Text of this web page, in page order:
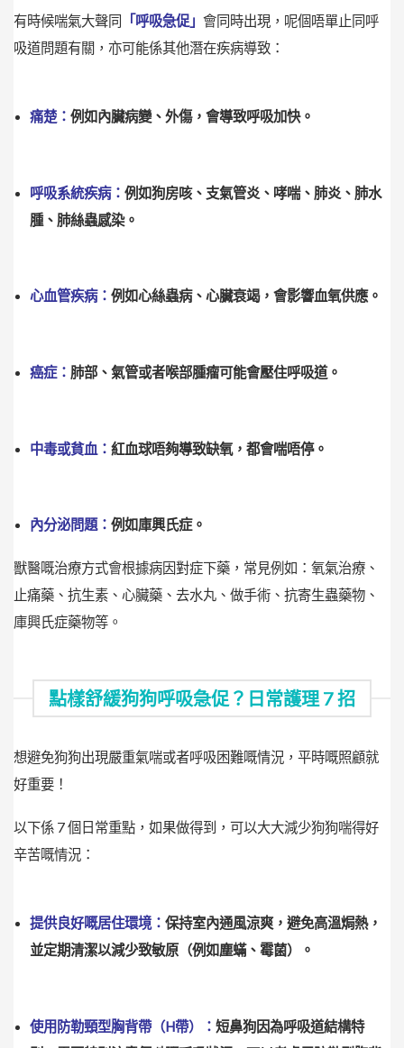
有時候喘氣大聲同 「呼吸急促」 會同時出現，呢個唔單止同呼
吸道問題有關，亦可能係其他潛在疾病導致：
痛楚：例如內臟病變、外傷，會導致呼吸加快。
呼吸系統疾病：例如狗房咳、支氣管炎、哮喘、肺炎、肺水
腫、肺絲蟲感染。
心血管疾病：例如心絲蟲病、心臟衰竭，會影響血氧供應。
癌症： 肺部、氣管或者喉部腫瘤可能會壓住呼吸道。
中毒或貧血：紅血球唔夠導致缺氧，都會喘唔停。
內分泌問題：例如庫興氏症。
獸醫嘅治療方式會根據病因對症下藥，常見例如：氧氣治療、
止痛藥、抗生素、心臟藥、去水丸、做手術、抗寄生蟲藥物、
庫興氏症藥物等。
點樣舒緩狗狗呼吸急促？日常護理 7 招
想避免狗狗出現嚴重氣喘或者呼吸困難嘅情況，平時嘅照顧就
好重要！
以下係 7 個日常重點，如果做得到，可以大大減少狗狗喘得好
辛苦嘅情況：
提供良好嘅居住環境：保持室內通風涼爽，避免高溫焗熱，
並定期清潔以減少致敏原（例如塵蟎、霉菌）。
使用防勒頸型胸背帶（H帶）：短鼻狗因為呼吸道結構特